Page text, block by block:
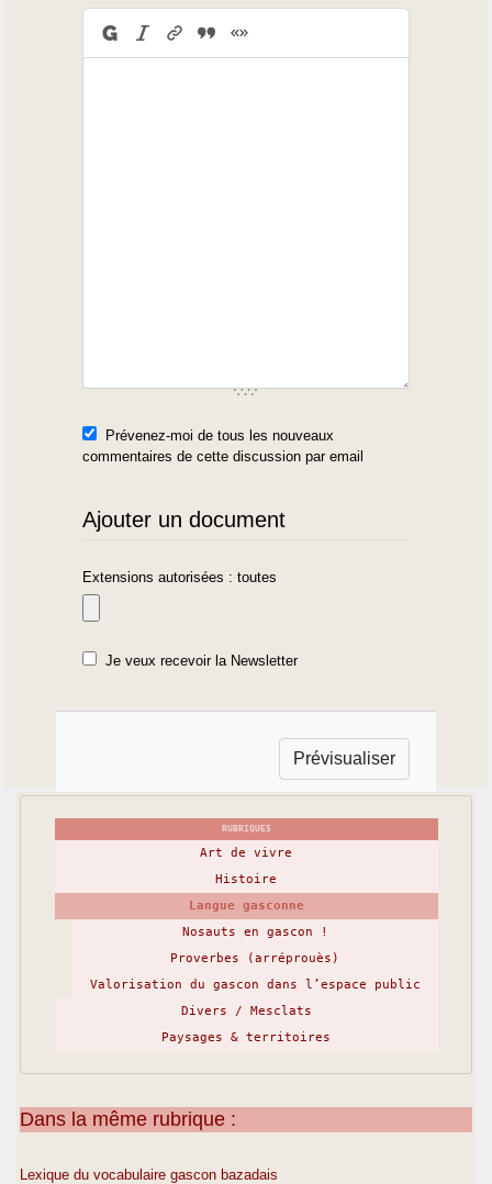
Prévenez-moi de tous les nouveaux
commentaires de cette discussion par email
Ajouter un document
Extensions autorisées : toutes
Je veux recevoir la Newsletter
RUBRIQUES
Art de vivre
Histoire
Langue gasconne
Nosauts en gascon !
Proverbes (arréprouès)
Valorisation du gascon dans l’espace public
Divers / Mesclats
Paysages & territoires
Dans la même rubrique :
Lexique du vocabulaire gascon bazadais